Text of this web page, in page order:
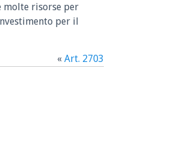
molte risorse per
per il
« Art. 2703